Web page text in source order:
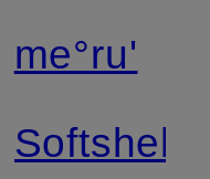
me°ru'
Softshell-